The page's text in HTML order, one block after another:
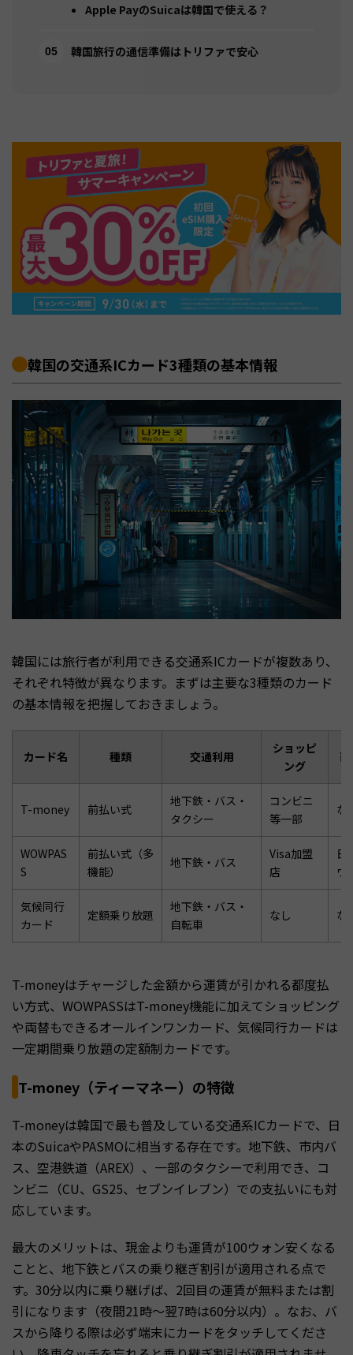
Apple PayのSuicaは韓国で使える？
韓国旅行の通信準備はトリファで安心
韓国の交通系ICカード3種類の基本情報
韓国には旅行者が利用できる交通系ICカードが複数あり、
それぞれ特徴が異なります。まずは主要な3種類のカード
の基本情報を把握しておきましょう。
カード名 種類 交通利用
ショッピ
ング
T-money 前払い式
地下鉄・バス・
タクシー
コンビニ
等一部
な
WOWPAS
S
前払い式（多
機能）
地下鉄・バス
Visa加盟
店
日
ウ
気候同行
カード
定額乗り放題
地下鉄・バス・
自転車
なし な
T-moneyはチャージした金額から運賃が引かれる都度払
い方式、WOWPASSはT-money機能に加えてショッピング
や両替もできるオールインワンカード、気候同行カードは
一定期間乗り放題の定額制カードです。
T-money（ティーマネー）の特徴
T-moneyは韓国で最も普及している交通系ICカードで、日
本のSuicaやPASMOに相当する存在です。地下鉄、市内バ
ス、空港鉄道（AREX）、一部のタクシーで利用でき、コ
ンビニ（CU、GS25、セブンイレブン）での支払いにも対
応しています。
最大のメリットは、現金よりも運賃が100ウォン安くなる
ことと、地下鉄とバスの乗り継ぎ割引が適用される点で
す。30分以内に乗り継げば、2回目の運賃が無料または割
引になります（夜間21時〜翌7時は60分以内）。なお、バ
スから降りる際は必ず端末にカードをタッチしてくださ